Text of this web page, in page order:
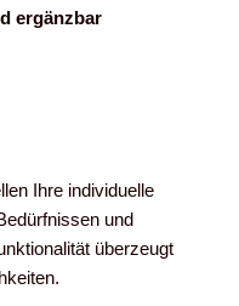
ergänzbar
Ihre individuelle
und
überzeugt